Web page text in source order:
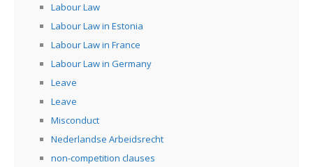
Labour Law
Labour Law in Estonia
Labour Law in France
Labour Law in Germany
Leave
Leave
Misconduct
Nederlandse Arbeidsrecht
non-competition clauses